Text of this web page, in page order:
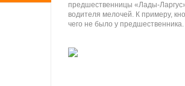
предшественницы «Лады-
водителя мелочей. К примеру,
чего не было у предшественника.